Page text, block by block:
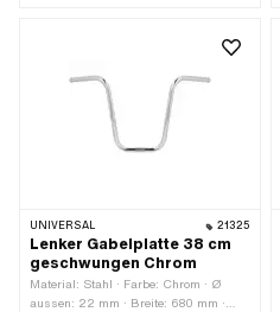
mm · Klemmdurchmesser: 21 mm ·
Lenkerenden: 135 mm · Querstange:
UNIVERSAL 21325
Lenker Gabelplatte 38 cm
geschwungen Chrom
Material: Stahl · Farbe: Chrom · Ø
aussen: 22 mm · Breite: 680 mm ·